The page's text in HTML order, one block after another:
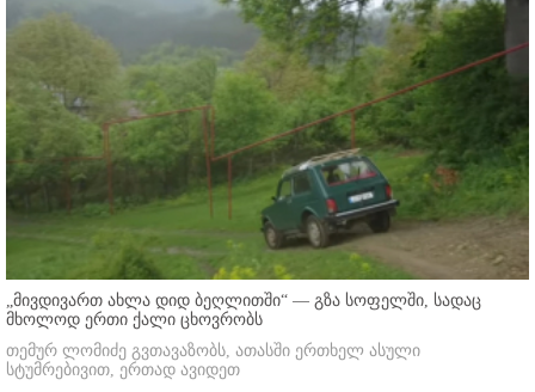
„მივდივართ ახლა დიდ ბეღლითში“ — გზა სოფელში, სადაც
მხოლოდ ერთი ქალი ცხოვრობს
თემურ ლომიძე გვთავაზობს, ათასში ერთხელ ასული
სტუმრებივით, ერთად ავიდეთ